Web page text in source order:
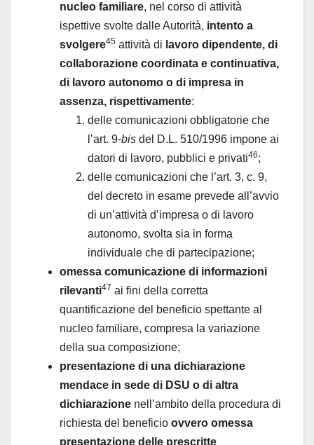
nucleo familiare, nel corso di attività
ispettive svolte dalle Autorità, intento a
svolgere45 attività di lavoro dipendente, di
collaborazione coordinata e continuativa,
di lavoro autonomo o di impresa in
assenza, rispettivamente:
delle comunicazioni obbligatorie che
l’art. 9-bis del D.L. 510/1996 impone ai
datori di lavoro, pubblici e privati46;
delle comunicazioni che l’art. 3, c. 9,
del decreto in esame prevede all’avvio
di un’attività d’impresa o di lavoro
autonomo, svolta sia in forma
individuale che di partecipazione;
omessa comunicazione di informazioni
rilevanti47 ai fini della corretta
quantificazione del beneficio spettante al
nucleo familiare, compresa la variazione
della sua composizione;
presentazione di una dichiarazione
mendace in sede di DSU o di altra
dichiarazione nell’ambito della procedura di
richiesta del beneficio ovvero omessa
presentazione delle prescritte